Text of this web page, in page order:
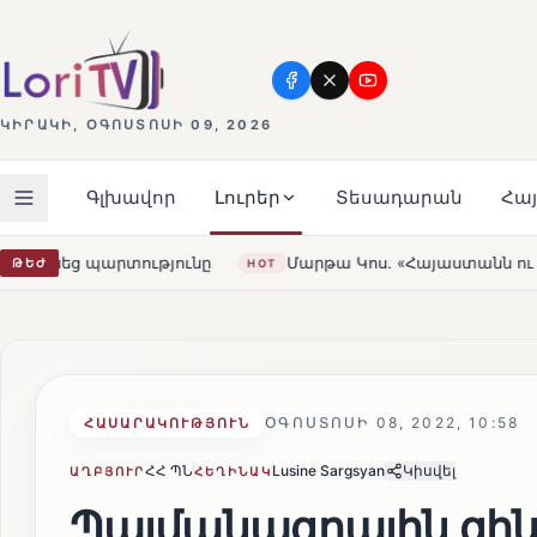
ԿԻՐԱԿԻ, ՕԳՈՍՏՈՍԻ 09, 2026
Գլխավոր Լուրեր Տեսադարան
ԹԵԺ
HOT Մարթա Կոս. «Հայաստանն ու ԵՄ-ն երբեք այսքան մոտ չեն
ՀԱՍԱՐԱԿՈՒԹՅՈՒՆ ՕԳՈՍՏՈՍԻ 08, 2022, 10:58
ԱՂԲՅՈՒՐՀՀ ՊՆՀԵՂԻՆԱԿ Lusine Sargsyan Կիսվել